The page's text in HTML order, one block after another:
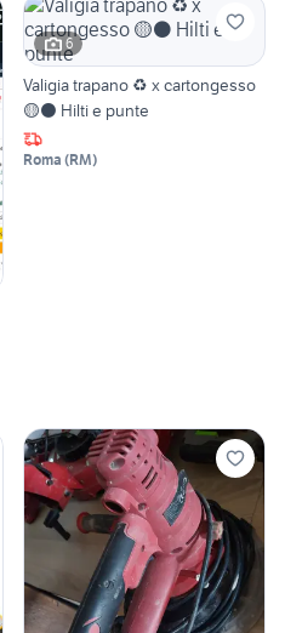
6
Valigia trapano ♻️ x cartongesso
🟡⚫ Hilti e punte
Roma (RM)